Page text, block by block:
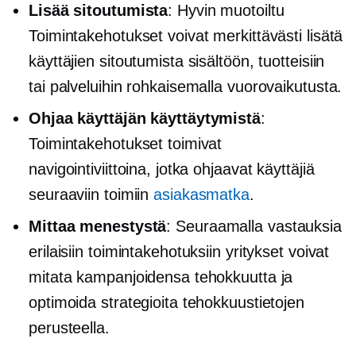
Lisää sitoutumista: Hyvin muotoiltu
Toimintakehotukset voivat merkittävästi lisätä
käyttäjien sitoutumista sisältöön, tuotteisiin
tai palveluihin rohkaisemalla vuorovaikutusta.
Ohjaa käyttäjän käyttäytymistä:
Toimintakehotukset toimivat
navigointiviittoina, jotka ohjaavat käyttäjiä
seuraaviin toimiinasiakasmatka.
Mittaa menestystä: Seuraamalla vastauksia
erilaisiin toimintakehotuksiin yritykset voivat
mitata kampanjoidensa tehokkuutta ja
optimoida strategioita tehokkuustietojen
perusteella.